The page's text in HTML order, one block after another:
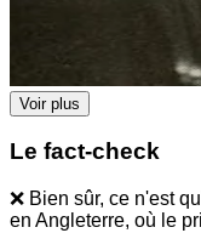
Voir plus
Le fact-check
❌ Bien sûr, ce n'est
en Angleterre, où le